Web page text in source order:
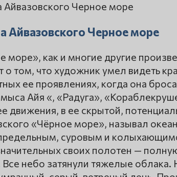
Айвазовского Черное море
море», как и многие другие
о том, что художник умел видеть
ее проявлениях, когда она
Айя «, «Радуга»,
движения, в ее скрытой,
«Чёрное море», называл
суровым и
своих полотен —
небо затянули тяжелые